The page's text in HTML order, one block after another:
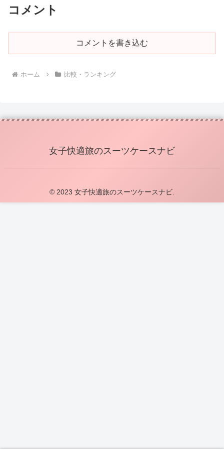
コメント
コメントを書き込む
ホーム 比較・ランキング
女子快適旅のスーツケースナビ
© 2023 女子快適旅のスーツケースナビ.